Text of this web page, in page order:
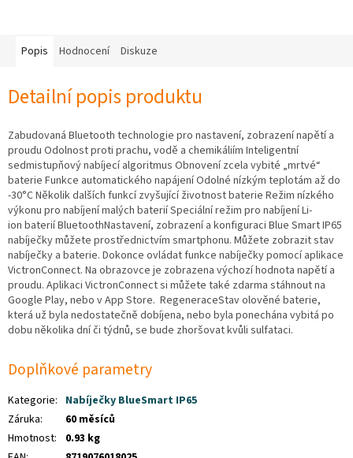
Popis Hodnocení Diskuze
Detailní popis produktu
Zabudovaná Bluetooth technologie pro nastavení, zobrazení napětí a
proudu Odolnost proti prachu, vodě a chemikáliím Inteligentní
sedmistupňový nabíjecí algoritmus Obnovení zcela vybité „mrtvé“
baterie Funkce automatického napájení Odolné nízkým teplotám až do
-30°C Několik dalších funkcí zvyšující životnost baterie Režim nízkého
výkonu pro nabíjení malých baterií Speciální režim pro nabíjení Li-
ion baterií BluetoothNastavení, zobrazení a konfiguraci Blue Smart IP65
nabíječky můžete prostřednictvím smartphonu. Můžete zobrazit stav
nabíječky a baterie. Dokonce ovládat funkce nabíječky pomocí aplikace
VictronConnect. Na obrazovce je zobrazena výchozí hodnota napětí a
proudu. Aplikaci VictronConnect si můžete také zdarma stáhnout na
Google Play, nebo v App Store. RegeneraceStav olověné baterie,
která už byla nedostatečně dobíjena, nebo byla ponechána vybitá po
dobu několika dní či týdnů, se bude zhoršovat kvůli sulfataci.
Doplňkové parametry
Kategorie: Nabíječky BlueSmart IP65
Záruka:
60 měsíců
Hmotnost:
0.93 kg